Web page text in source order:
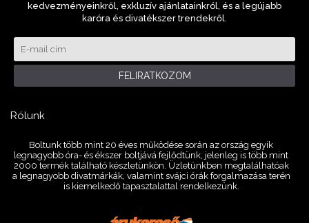
kedvezményeinkről, exkluzív ajánlatainkról, és a legújabb
karóra és divatékszer trendekről.
FELIRATKOZOM
Rólunk
Boltunk több mint 20 éves működése során az ország egyik
legnagyobb óra- és ékszer boltjává fejlődtünk, jelenleg is több mint
2000 termék található készletünkön. Üzletünkben megtalálhatóak
a legnagyobb divatmárkák, valamint svájci órák forgalmazása terén
is kiemelkedő tapasztalattal rendelkezünk.